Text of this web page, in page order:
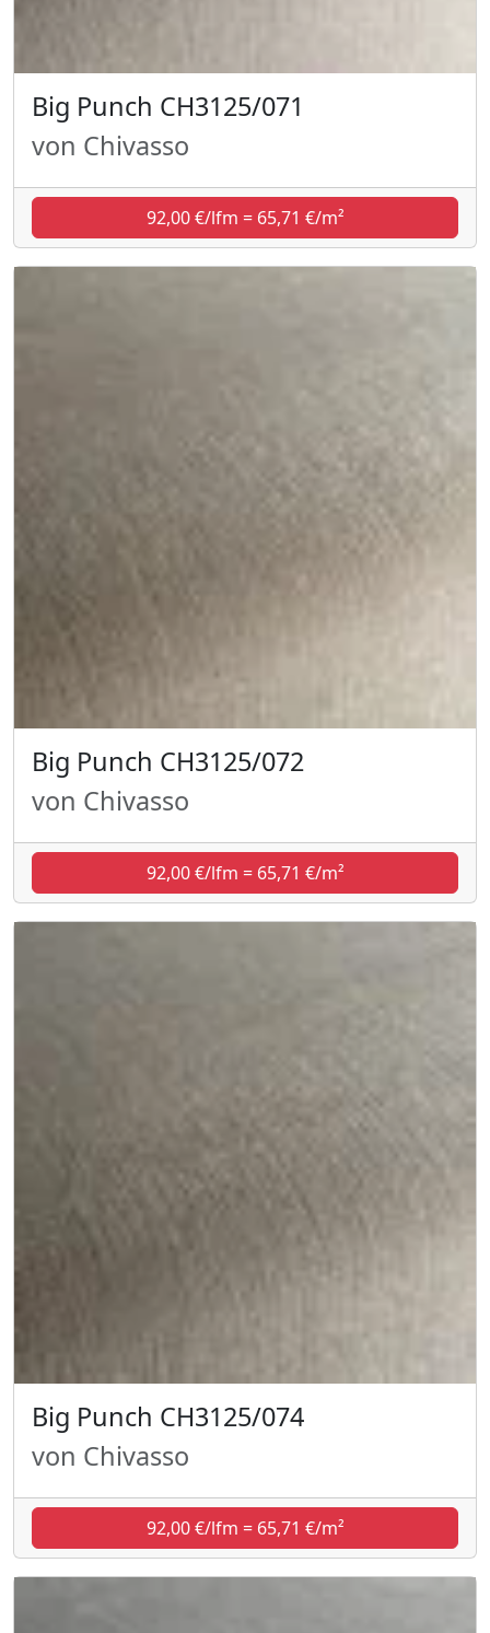
Big Punch CH3125/071
von Chivasso
92,00 €/lfm = 65,71 €/m²
Big Punch CH3125/072
von Chivasso
92,00 €/lfm = 65,71 €/m²
Big Punch CH3125/074
von Chivasso
92,00 €/lfm = 65,71 €/m²